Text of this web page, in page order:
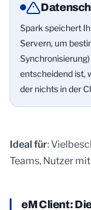
Spark speichert
Servern, um
entscheidend ist,
der nichts in der
Ideal für:
Teams, Nutzer
eM Client: